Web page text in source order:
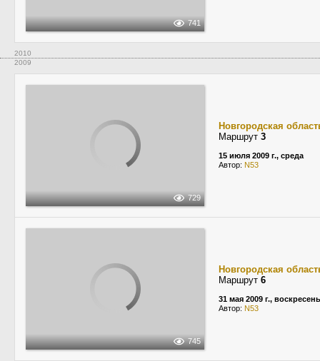
741
2010
2009
729
Новгородская
Маршрут 3
15 июля 2009 г., среда
Автор: N53
745
Новгородская
Маршрут 6
31 мая 2009 г.,
Автор: N53